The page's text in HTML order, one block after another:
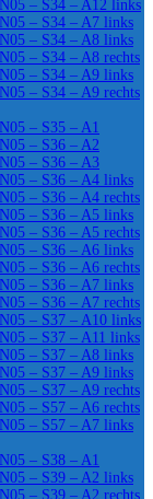
– S34 – A12 links
– S34 – A7 links
– S34 – A8 links
– S34 – A8 rechts
– S34 – A9 links
– S34 – A9 rechts
– S35 – A1
– S36 – A2
– S36 – A3
– S36 – A4 links
– S36 – A4 rechts
– S36 – A5 links
– S36 – A5 rechts
– S36 – A6 links
– S36 – A6 rechts
– S36 – A7 links
– S36 – A7 rechts
– S37 – A10 links
– S37 – A11 links
– S37 – A8 links
– S37 – A9 links
– S37 – A9 rechts
– S57 – A6 rechts
– S57 – A7 links
– S38 – A1
– S39 – A2 links
– S39 – A2 rechts